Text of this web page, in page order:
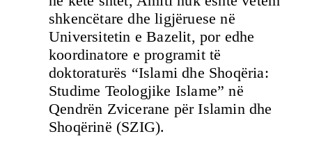
shkencëtare dhe ligjëruese në
Universitetin e Bazelit, por edhe
koordinatore e programit të
doktoraturës “Islami dhe Shoqëria:
Studime Teologjike Islame” në
Qendrën Zvicerane për Islamin dhe
Shoqërinë (SZIG).